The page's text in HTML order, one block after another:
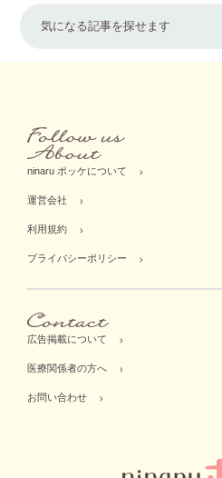
ninaru ポッケについて
運営会社
利用規約
プライバシーポリシー
広告掲載について
医療関係者の方へ
お問い合わせ